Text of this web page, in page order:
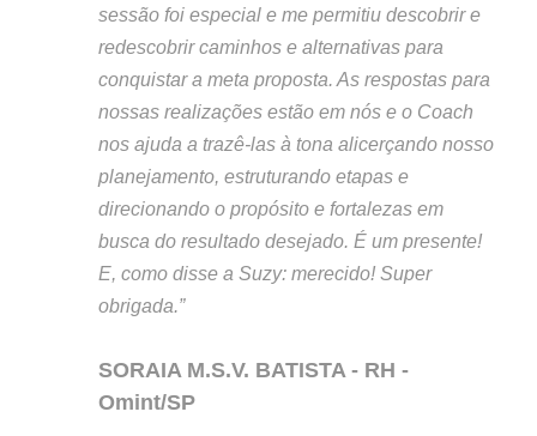
sessão foi especial e me permitiu descobrir e
redescobrir caminhos e alternativas para
conquistar a meta proposta. As respostas para
nossas realizações estão em nós e o Coach
nos ajuda a trazê-las à tona alicerçando nosso
planejamento, estruturando etapas e
direcionando o propósito e fortalezas em
busca do resultado desejado. É um presente!
E, como disse a Suzy: merecido! Super
obrigada.”
SORAIA M.S.V. BATISTA - RH -
Omint/SP